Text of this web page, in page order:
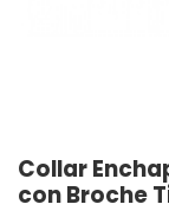
Collar
con Broche